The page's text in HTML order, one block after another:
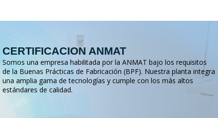
CERTIFICACION ANMAT
Somos una empresa habilitada por la ANMAT bajo los requisitos
de la Buenas Prácticas de Fabricación (BPF). Nuestra planta integra
una amplia gama de tecnologías y cumple con los más altos
estándares de calidad.